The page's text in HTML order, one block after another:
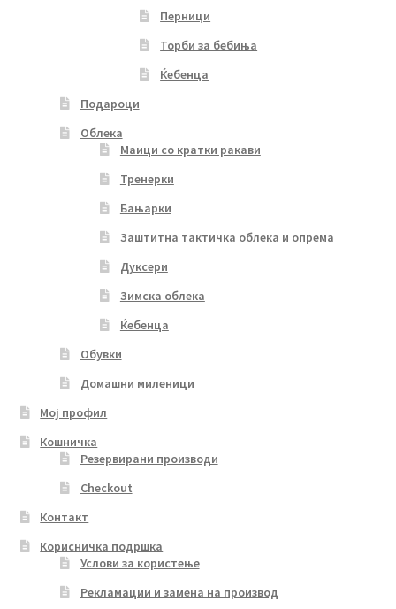
Перници
Торби за бебиња
Ќебенца
Подароци
Облека
Маици со кратки ракави
Тренерки
Бањарки
Заштитна тактичка облека и опрема
Дуксери
Зимска облека
Ќебенца
Обувки
Домашни миленици
Мој профил
Кошничка
Резервирани производи
Checkout
Контакт
Корисничка подршка
Услови за користење
Рекламации и замена на производ